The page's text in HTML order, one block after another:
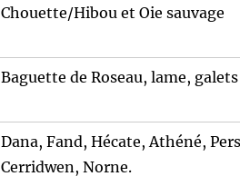
Chouette/Hibou et Oie sauvage
Baguette de Roseau, lame,
Dana, Fand, Hécate, Athéné,
Cerridwen, Norne.